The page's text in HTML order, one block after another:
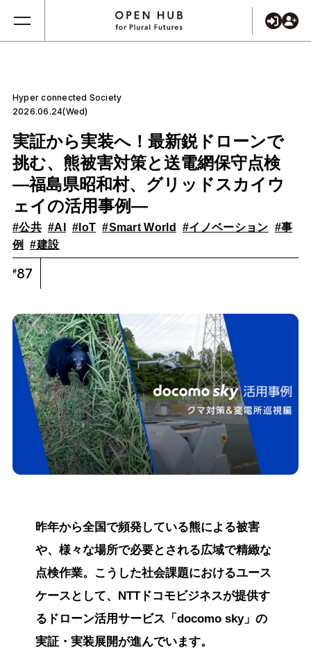
Hyper connected Society
2026.06.24(Wed)
実証から実装へ！最新鋭ドローンで
挑む、熊被害対策と送電網保守点検
―福島県昭和村、グリッドスカイウ
ェイの活用事例―
#公共 #AI #IoT #Smart World #イノベーション #事
例
#建設
#87
昨年から全国で頻発している熊による被害
や、様々な場所で必要とされる広域で精緻な
点検作業。こうした社会課題におけるユース
ケースとして、NTTドコモビジネスが提供す
るドローン活用サービス「docomo sky」の
実証・実装展開が進んでいます。